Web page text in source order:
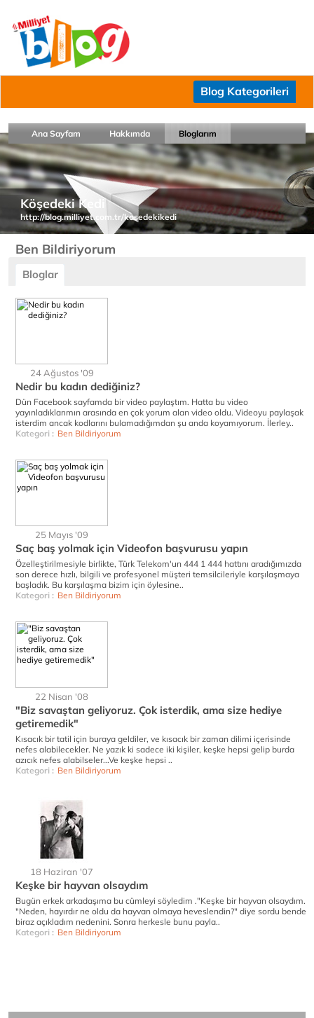
Blog Kategorileri
Ana Sayfam Hakkımda Bloglarım
Köşedeki Kedi
http://blog.milliyet.com.tr/kosedekikedi
Ben Bildiriyorum
Bloglar
24 Ağustos '09
Nedir bu kadın dediğiniz?
Dün Facebook sayfamda bir video paylaştım. Hatta bu video
yayınladıklarımın arasında en çok yorum alan video oldu. Videoyu paylaşak
isterdim ancak kodlarını bulamadığımdan şu anda koyamıyorum. İlerley..
Kategori : Ben Bildiriyorum
25 Mayıs '09
Saç baş yolmak için Videofon başvurusu yapın
Özelleştirilmesiyle birlikte, Türk Telekom'un 444 1 444 hattını aradığımızda
son derece hızlı, bilgili ve profesyonel müşteri temsilcileriyle karşılaşmaya
başladık. Bu karşılaşma bizim için öylesine..
Kategori : Ben Bildiriyorum
22 Nisan '08
"Biz savaştan geliyoruz. Çok isterdik, ama size hediye
getiremedik"
Kısacık bir tatil için buraya geldiler, ve kısacık bir zaman dilimi içerisinde
nefes alabilecekler. Ne yazık ki sadece iki kişiler, keşke hepsi gelip burda
azıcık nefes alabilseler...Ve keşke hepsi ..
Kategori : Ben Bildiriyorum
18 Haziran '07
Keşke bir hayvan olsaydım
Bugün erkek arkadaşıma bu cümleyi söyledim ."Keşke bir hayvan olsaydım.
"Neden, hayırdır ne oldu da hayvan olmaya heveslendin?" diye sordu bende
biraz açıkladım nedenini. Sonra herkesle bunu payla..
Kategori : Ben Bildiriyorum